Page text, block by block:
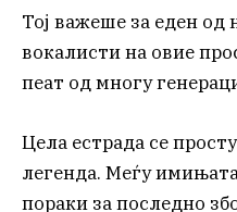
Тој важеше за еден од
вокалисти на овие
пеат од многу
Цела естрада се
легенда. Меѓу
пораки за последно